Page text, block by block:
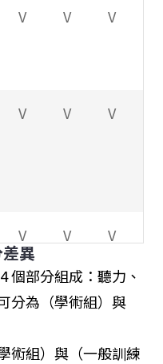
V V V
V V V
V V V
異
個部分組成：聽力、
分為（學術組）與
術組）與（一般訓練